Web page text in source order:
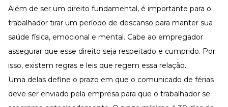
Departamento Pessoal
Para simplificar os processos
Gestão de Empresas e Negócios
Eleve os resultados da organização
Gestão de Pessoas e Liderança
Recursos Humanos
Fortaleça a cultura organizacional
Treinamento de Produto
Além de ser um direito fundamental, é importante para o
trabalhador tirar um período de descanso para manter sua
saúde física, emocional e mental. Cabe ao empregador
assegurar que esse direito seja respeitado e cumprido. Por
isso, existem regras e leis que regem essa relação.
Uma delas define o prazo em que o comunicado de férias
deve ser enviado pela empresa para que o trabalhador se